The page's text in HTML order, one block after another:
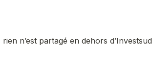
n’est partagé en dehors d’Investsud